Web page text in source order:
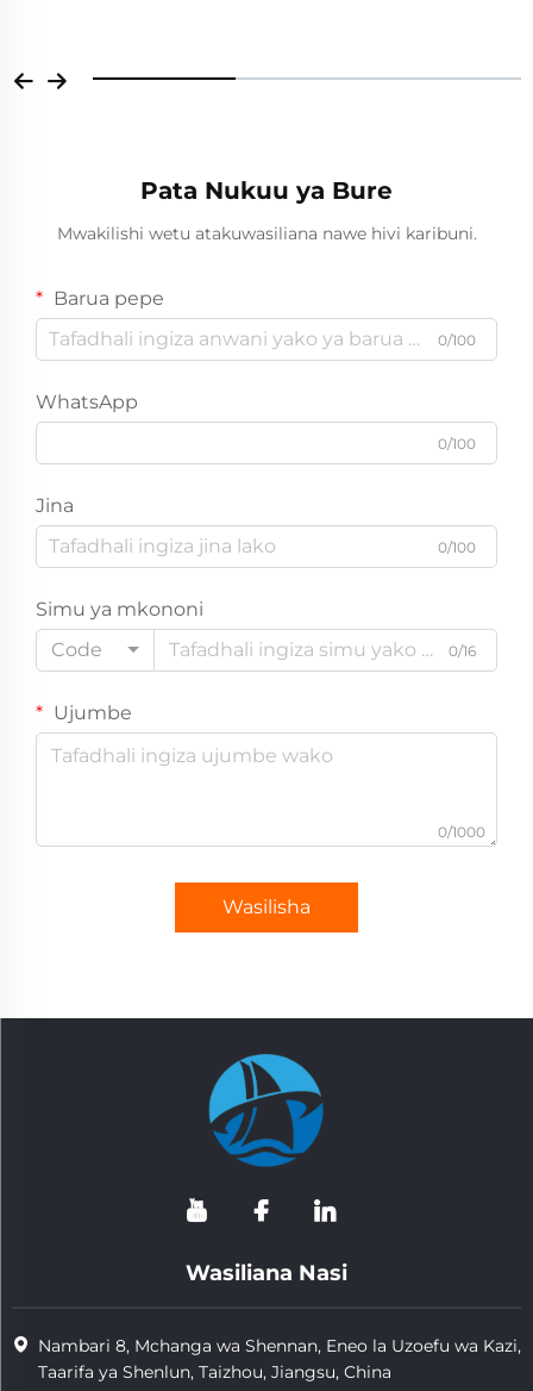
Pata Nukuu ya Bure
Mwakilishi wetu atakuwasiliana nawe hivi karibuni.
Barua pepe
0/100
WhatsApp
0/100
Jina
0/100
Simu ya mkononi
Code
0/16
Ujumbe
0/1000
Wasilisha
Wasiliana Nasi
Nambari 8, Mchanga wa Shennan, Eneo la Uzoefu wa Kazi,
Taarifa ya Shenlun, Taizhou, Jiangsu, China